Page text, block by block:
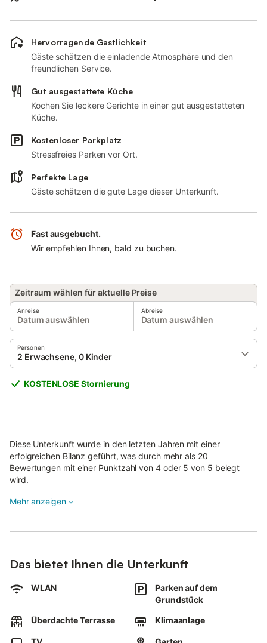
Hervorragende Gastlichkeit
Gäste schätzen die einladende Atmosphäre und den
freundlichen Service.
Gut ausgestattete Küche
Kochen Sie leckere Gerichte in einer gut ausgestatteten
Küche.
Kostenloser Parkplatz
Stressfreies Parken vor Ort.
Perfekte Lage
Gäste schätzen die gute Lage dieser Unterkunft.
Fast ausgebucht.
Wir empfehlen Ihnen, bald zu buchen.
Zeitraum wählen für aktuelle Preise
Anreise
Datum auswählen
Abreise
Datum auswählen
Personen
2 Erwachsene, 0 Kinder
KOSTENLOSE Stornierung
Diese Unterkunft wurde in den letzten Jahren mit einer
erfolgreichen Bilanz geführt, was durch mehr als 20
Bewertungen mit einer Punktzahl von 4 oder 5 von 5 belegt
wird.
Das Ferienhaus besteht aus zwei separaten Etagen, die durch
Auf jeder Etage befindet sich ein Schlafzimmer.
Gäste Zugang nur zur oberen der beiden Etagen; Ausnahmen
Für den 3. und 4. Gast steht das Studio unten mit Schlafzimmer
Mehr anzeigen
Das bietet Ihnen die Unterkunft
WLAN
Parken auf dem
Grundstück
Überdachte Terrasse
Klimaanlage